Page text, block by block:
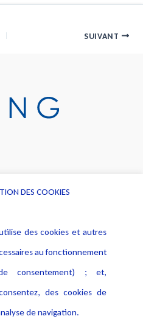
SUIVANT
Publications
DES COOKIES
des cookies et autres
au fonctionnement
consentement) ; et,
des cookies de
de navigation.